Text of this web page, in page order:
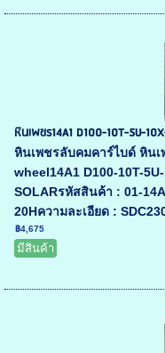
หินเพชร14A1 D100-10T-5U-
หินเพชรลับคมคาร์ไบด์ หิน
wheel14A1 D100-10T-
SOLARรหัสสินค้า : 01-
20Hความละเอียด :
฿4,675
มีสินค้า